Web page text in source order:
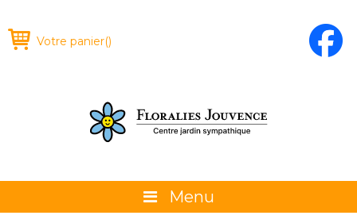
Votre panier()
Menu